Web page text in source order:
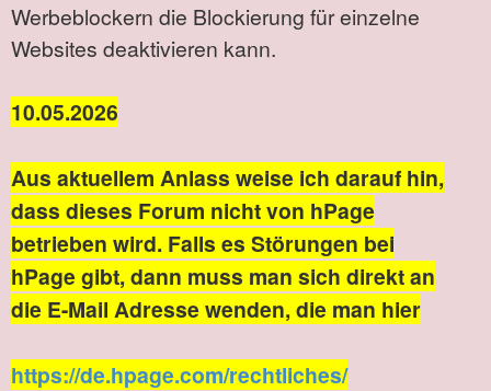
Werbeblockern die Blockierung für einzelne
Websites deaktivieren kann.
10.05.2026
Aus aktuellem Anlass weise ich darauf hin,
dass dieses Forum nicht von hPage
betrieben wird. Falls es Störungen bei
hPage gibt, dann muss man sich direkt an
die E-Mail Adresse wenden, die man hier
https://de.hpage.com/rechtliches/